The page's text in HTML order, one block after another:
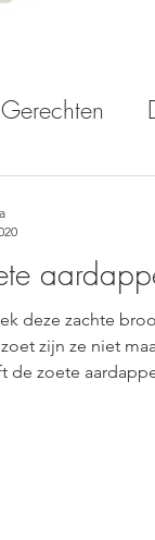
Gerechten
deze zachte
zijn ze niet
de zoete